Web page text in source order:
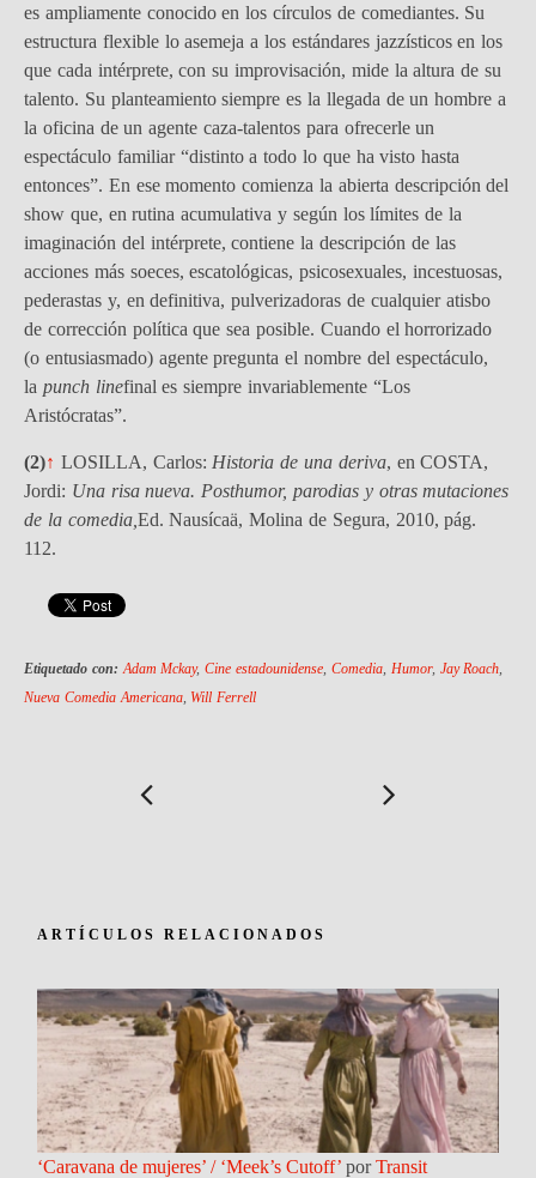
es ampliamente conocido en los círculos de comediantes. Su
estructura flexible lo asemeja a los estándares jazzísticos en los
que cada intérprete, con su improvisación, mide la altura de su
talento. Su planteamiento siempre es la llegada de un hombre a
la oficina de un agente caza-talentos para ofrecerle un
espectáculo familiar “distinto a todo lo que ha visto hasta
entonces”. En ese momento comienza la abierta descripción del
show que, en rutina acumulativa y según los límites de la
imaginación del intérprete, contiene la descripción de las
acciones más soeces, escatológicas, psicosexuales, incestuosas,
pederastas y, en definitiva, pulverizadoras de cualquier atisbo
de corrección política que sea posible. Cuando el horrorizado
(o entusiasmado) agente pregunta el nombre del espectáculo,
la punch linefinal es siempre invariablemente “Los
Aristócratas”.
(2)↑ LOSILLA, Carlos: Historia de una deriva, en COSTA,
Jordi: Una risa nueva. Posthumor, parodias y otras mutaciones
de la comedia, Ed. Nausícaä, Molina de Segura, 2010, pág.
112.
Etiquetado con: Adam Mckay,Cine estadounidense, Comedia, Humor, Jay Roach,
Nueva Comedia Americana, Will Ferrell
ARTÍCULOS RELACIONADOS
‘Caravana de mujeres’ / ‘Meek’s Cutoff’ porTransit